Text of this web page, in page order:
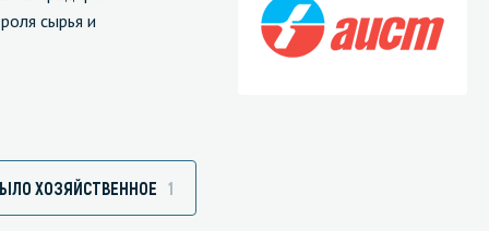
Средства для дезинфекции санузлов
Средства для мытья унитазов и сантехники
сырья и
ХОЗЯЙСТВЕННОЕ 1